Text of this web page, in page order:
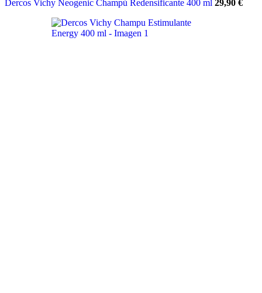
Dercos Vichy Neogenic Champú Redensificante 400 ml 29,90 €